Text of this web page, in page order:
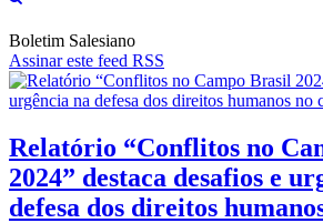
Boletim Salesiano
Assinar este feed RSS
Relatório “Conflitos no
2024” destaca desafios e
defesa dos direitos